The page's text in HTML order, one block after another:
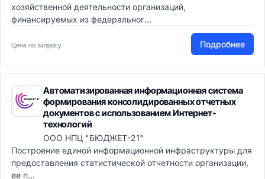
хозяйственной деятельности организаций,
финансируемых из федеральног...
Цена по запросу Подробнее
Автоматизированная информационная система
формирования консолидированных отчетных
документов с использованием Интернет-
технологий
ООО НПЦ "БЮДЖЕТ-21"
Построение единой информационной инфраструктуры для
предоставления статистической отчетности организации,
ее п...